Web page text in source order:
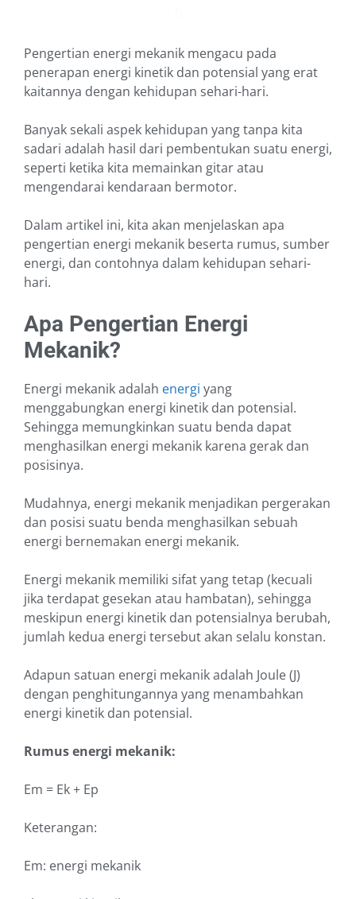
Pengertian energi mekanik mengacu pada
penerapan energi kinetik dan potensial yang erat
kaitannya dengan kehidupan sehari-hari.
Banyak sekali aspek kehidupan yang tanpa kita
sadari adalah hasil dari pembentukan suatu energi,
seperti ketika kita memainkan gitar atau
mengendarai kendaraan bermotor.
Dalam artikel ini, kita akan menjelaskan apa
pengertian energi mekanik beserta rumus, sumber
energi, dan contohnya dalam kehidupan sehari-
hari.
Apa Pengertian Energi
Mekanik?
Energi mekanik adalah energi yang
menggabungkan energi kinetik dan potensial.
Sehingga memungkinkan suatu benda dapat
menghasilkan energi mekanik karena gerak dan
posisinya.
Mudahnya, energi mekanik menjadikan pergerakan
dan posisi suatu benda menghasilkan sebuah
energi bernemakan energi mekanik.
Energi mekanik memiliki sifat yang tetap (kecuali
jika terdapat gesekan atau hambatan), sehingga
meskipun energi kinetik dan potensialnya berubah,
jumlah kedua energi tersebut akan selalu konstan.
Adapun satuan energi mekanik adalah Joule (J)
dengan penghitungannya yang menambahkan
energi kinetik dan potensial.
Rumus energi mekanik:
Em = Ek + Ep
Keterangan:
Em: energi mekanik